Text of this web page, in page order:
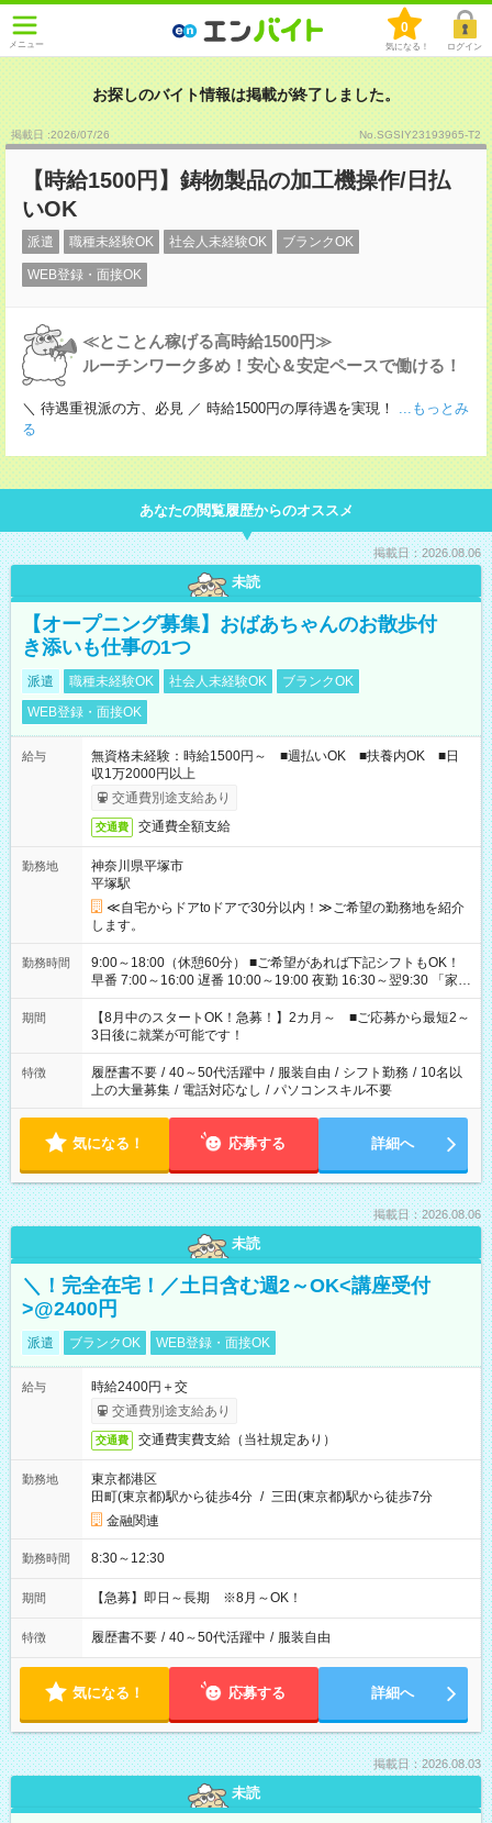
メニュー
0
気になる！ ログイン
お探しのバイト情報は掲載が終了しました。
掲載日 :2026/07/26 No.SGSIY23193965-T2
【時給1500円】鋳物製品の加工機操作/日払
いOK
派遣 職種未経験OK 社会人未経験OK ブランクOK
WEB登録・面接OK
≪とことん稼げる高時給1500円≫
ルーチンワーク多め！安心＆安定ペースで働ける！
＼ 待遇重視派の方、必見 ／ 時給1500円の厚待遇を実現！
...もっとみ
る
あなたの閲覧履歴からのオススメ
掲載日：2026.08.06
未読
【オープニング募集】おばあちゃんのお散歩付
き添いも仕事の1つ
派遣 職種未経験OK 社会人未経験OK
ブランクOK
WEB登録・面接OK
給与
無資格未経験：時給1500円～ ■週払いOK ■扶養内OK ■日
収1万2000円以上
交通費別途支給あり
交通費 交通費全額支給
勤務地
神奈川県平塚市
平塚駅
≪自宅からドアtoドアで30分以内！≫ご希望の勤務地を紹介
します。
勤務時間
9:00～18:00（休憩60分） ■ご希望があれば下記シフトもOK！
早番 7:00～16:00 遅番 10:00～19:00 夜勤 16:30～翌9:30 「家族
と休みを合わせたい」 「余裕を持って夕飯の準備がしたい」
「できれば残業はしたくない」 など、ご希望を教えてください
ね。 ※Wワーク希望の方へ 今ご覧のお仕事で希望する勤務時間
と、もう1つのお仕事の勤務時間。 合計で週40時間を超える場
合は応募できません。
期間
【8月中のスタートOK！急募！】2カ月～ ■ご応募から最短2～
3日後に就業が可能です！
特徴 履歴書不要 / 40～50代活躍中 / 服装自由 / シフト勤務 / 10名以
上の大量募集 / 電話対応なし / パソコンスキル不要
気になる！ 応募する 詳細へ
掲載日：2026.08.06
未読
＼！完全在宅！／土日含む週2～OK<講座受付
>@2400円
派遣 ブランクOK WEB登録・面接OK
給与
時給2400円＋交
交通費別途支給あり
交通費 交通費実費支給（当社規定あり）
勤務地
東京都港区
田町(東京都)駅から徒歩4分 / 三田(東京都)駅から徒歩7分
金融関連
勤務時間 8:30～12:30
期間 【急募】即日～長期 ※8月～OK！
特徴 履歴書不要 / 40～50代活躍中 / 服装自由
気になる！ 応募する 詳細へ
掲載日：2026.08.03
未読